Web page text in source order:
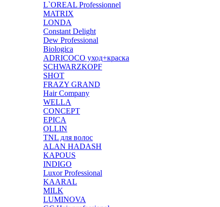
L`OREAL Professionnel
MATRIX
LONDA
Constant Delight
Dew Professional
Biologica
ADRICOCO уход+краска
SCHWARZKOPF
SHOT
FRAZY GRAND
Hair Company
WELLA
CONCEPT
EPICA
OLLIN
TNL для волос
ALAN HADASH
KAPOUS
INDIGO
Luxor Professional
KAARAL
MILK
LUMINOVA